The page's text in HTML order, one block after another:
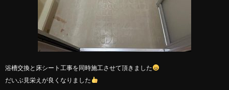
浴槽交換と床シート工事を同時施工させて頂きました
だいぶ見栄えが良くなりました